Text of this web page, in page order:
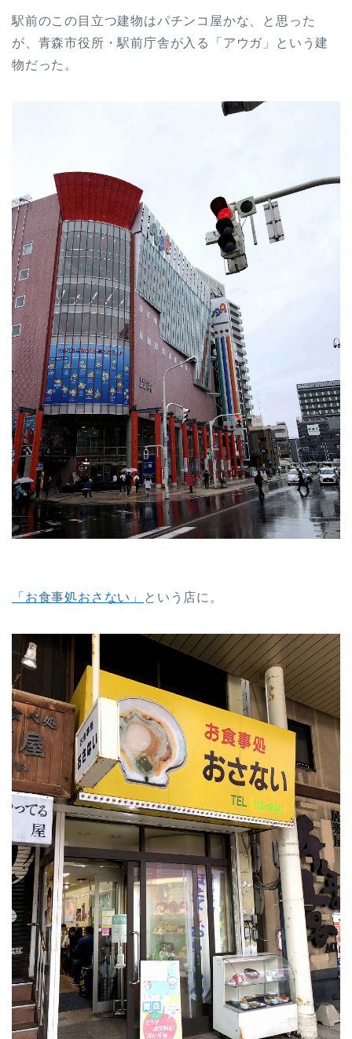
駅前のこの目立つ建物はパチンコ屋かな、と思った
が、青森市役所・駅前庁舎が入る「アウガ」という建
物だった。
「お食事処おさない」 という店に。